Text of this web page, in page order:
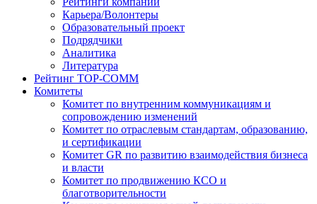
Карьера/Волонтеры
Образовательный проект
Подрядчики
Аналитика
Литература
Рейтинг TOP-COMM
Комитеты
Комитет по внутренним коммуникациям и
сопровождению изменений
Комитет по отраслевым стандартам, образованию,
и сертификации
Комитет GR по развитию взаимодействия бизнеса
и власти
Комитет по продвижению КСО и
благотворительности